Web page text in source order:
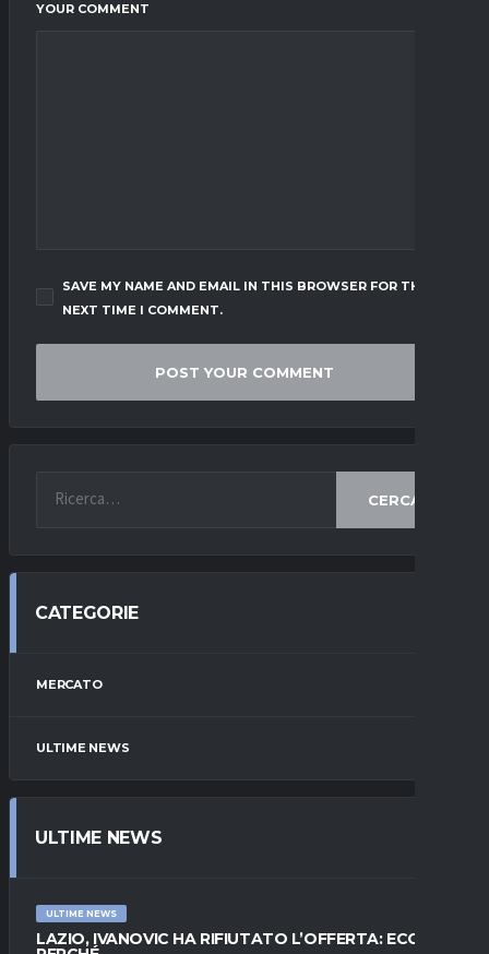
YOUR COMMENT
SAVE MY NAME AND EMAIL IN THIS BROWSER FOR THE
NEXT TIME I COMMENT.
CERCA
CATEGORIE
MERCATO
ULTIME NEWS
ULTIME NEWS
ULTIME NEWS
LAZIO, IVANOVIC HA RIFIUTATO L’OFFERTA: ECCO